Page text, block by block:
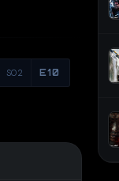
S02 E10